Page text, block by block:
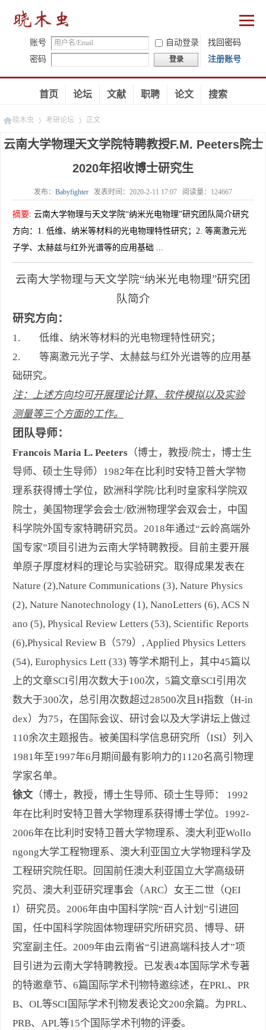
账号 自动登录
找回密码
密码
登录 注册账号
首页 论坛 文献 职聘 论文 搜索
晓木虫 考研论坛
»
正文
云南大学物理天文学院特聘教授F.M. Peeters院士
2020年招收博士研究生
发布： Babyfighter 发表时间： 2020-2-11 17:07 阅读量： 124667
摘要: 云南大学物理与天文学院“纳米光电物理”研究团队简介研究
方向：1. 低维、纳米等材料的光电物理特性研究；2. 等离激元光
子学、太赫兹与红外光谱等的应用基础 ...
云南大学物理与天文学院“纳米光电物理”研究团
队简介
研究方向：
1. 低维、纳米等材料的光电物理特性研究；
2. 等离激元光子学、太赫兹与红外光谱等的应用基
础研究。
注：上述方向均可开展理论计算、软件模拟以及实验
测量等三个方面的工作。
团队导师：
Francois Maria L. Peeters （博士，教授/院士，博士生
导师、硕士生导师）1982年在比利时安特卫普大学物
理系获得博士学位，欧洲科学院/比利时皇家科学院双
院士，美国物理学会会士/欧洲物理学会双会士，中国
科学院外国专家特聘研究员。2018年通过“云岭高端外
国专家”项目引进为云南大学特聘教授。目前主要开展
单原子厚度材料的理论与实验研究。取得成果发表在
Nature (2),Nature Communications (3), Nature Physics
(2), Nature Nanotechnology (1), NanoLetters (6), ACS N
ano (5), Physical Review Letters (53), Scientific Reports
(6),Physical Review B（579）, Applied Physics Letters
(54), Europhysics Lett (33) 等学术期刊上，其中45篇以
上的文章SCI引用次数大于100次，5篇文章SCI引用次
数大于300次，总引用次数超过28500次且H指数（H-in
dex）为75，在国际会议、研讨会以及大学讲坛上做过
110余次主题报告。被美国科学信息研究所（ISI）列入
1981年至1997年6月期间最有影响力的1120名高引物理
学家名单。
徐文 （博士，教授，博士生导师、硕士生导师： 1992
年在比利时安特卫普大学物理系获得博士学位。1992-
2006年在比利时安特卫普大学物理系、澳大利亚Wollo
ngong大学工程物理系、澳大利亚国立大学物理科学及
工程研究院任职。回国前任澳大利亚国立大学高级研
究员、澳大利亚研究理事会（ARC）女王二世（QEI
I）研究员。2006年由中国科学院“百人计划”引进回
国，任中国科学院固体物理研究所研究员、博导、研
究室副主任。2009年由云南省“引进高端科技人才”项
目引进为云南大学特聘教授。已发表4本国际学术专著
的特邀章节、6篇国际学术刊物特邀综述，在PRL、PR
B、OL等SCI国际学术刊物发表论文200余篇。为PRL、
PRB、APL等15个国际学术刊物的评委。